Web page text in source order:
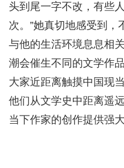
头到尾一字不改，有些
次。”她真切地感受到，
与他的生活环境息息相
潮会催生不同的文学作
大家近距离触摸中国现
他们从文学史中距离遥
当下作家的创作提供强